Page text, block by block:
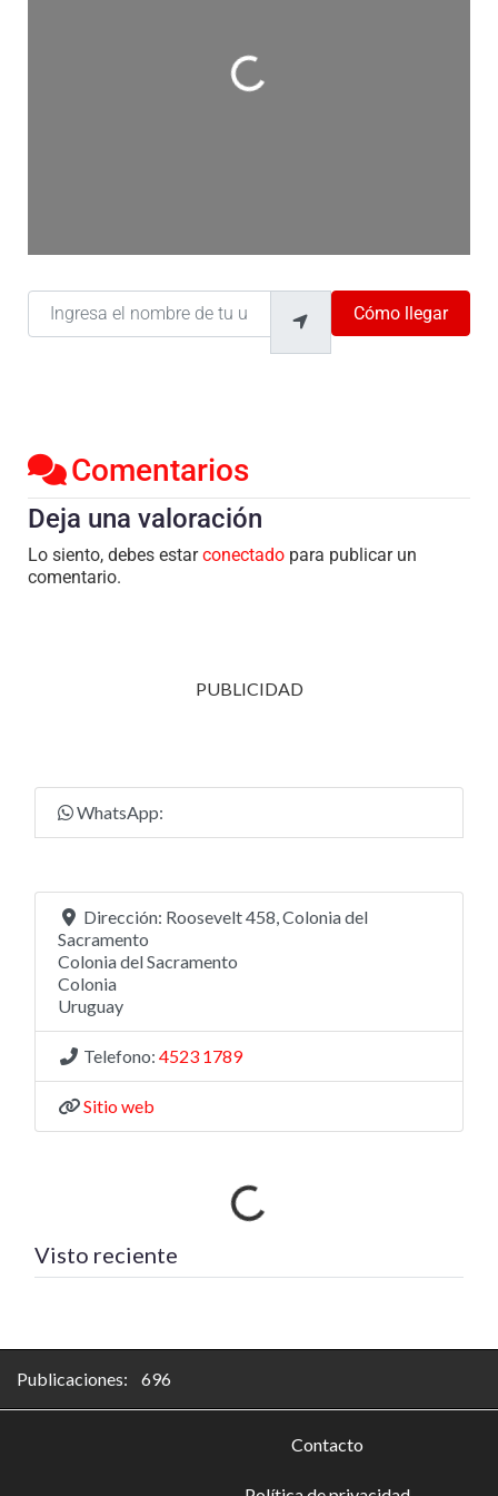
Cargando…
Ingresa el nombre de tu ubicación
Cómo llegar
Comentarios
Deja una valoración
Lo siento, debes estarconectado para publicar un
comentario.
PUBLICIDAD
WhatsApp:
Dirección: Roosevelt 458, Colonia del
Sacramento
Colonia del Sacramento
Colonia
Uruguay
Telefono: 4523 1789
Sitio web
Visto reciente Cargando…
Publicaciones: 696
Contacto